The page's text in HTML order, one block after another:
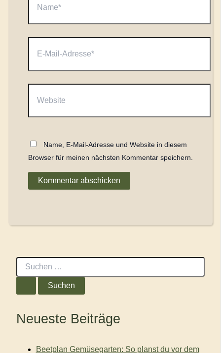
Mail-
Name, E-Mail-Adresse und Website in diesem
Browser für meinen nächsten Kommentar speichern.
S
Neueste Beiträge
Beetplan Gemüsegarten: So planst du vor dem